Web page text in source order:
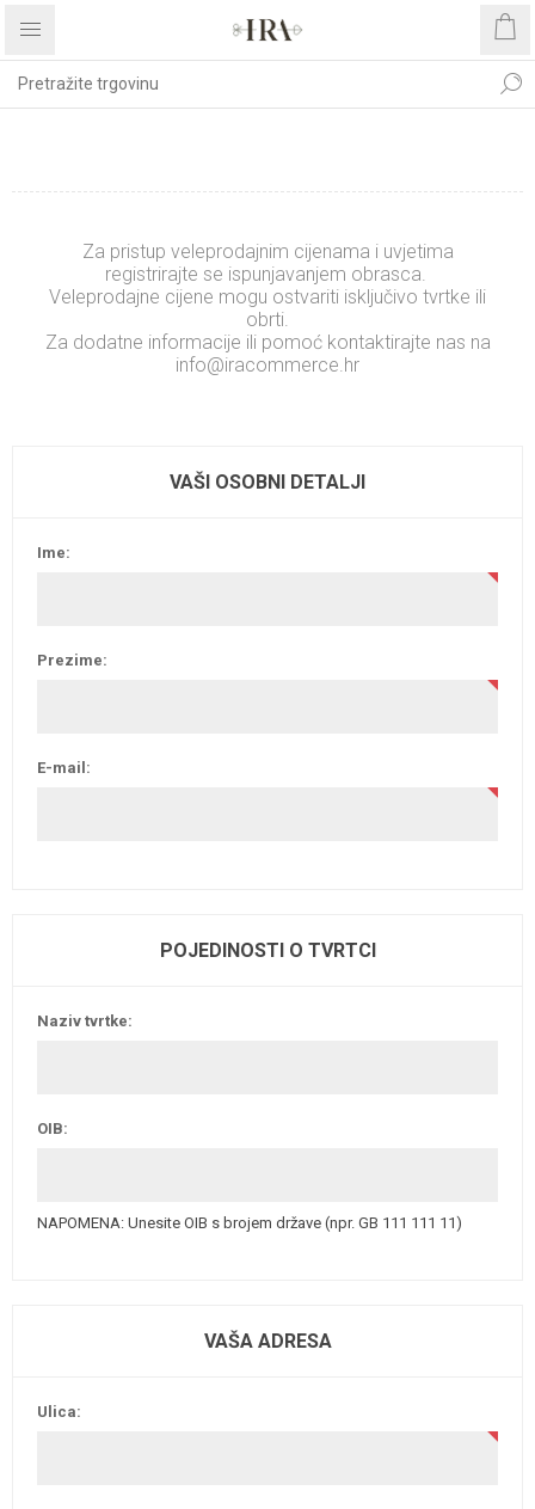
Za pristup veleprodajnim cijenama i uvjetima
registrirajte se ispunjavanjem obrasca.
Veleprodajne cijene mogu ostvariti isključivo tvrtke ili
obrti.
Za dodatne informacije ili pomoć kontaktirajte nas na
info@iracommerce.hr
VAŠI OSOBNI DETALJI
Ime:
Prezime:
E-mail:
POJEDINOSTI O TVRTCI
Naziv tvrtke:
OIB:
NAPOMENA: Unesite OIB s brojem države (npr. GB 111 111 11)
VAŠA ADRESA
Ulica: